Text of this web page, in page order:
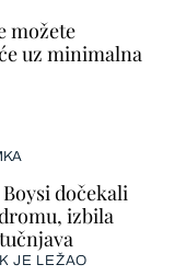
dočekali
izbila
JE LEŽAO
možete
uz minimalna